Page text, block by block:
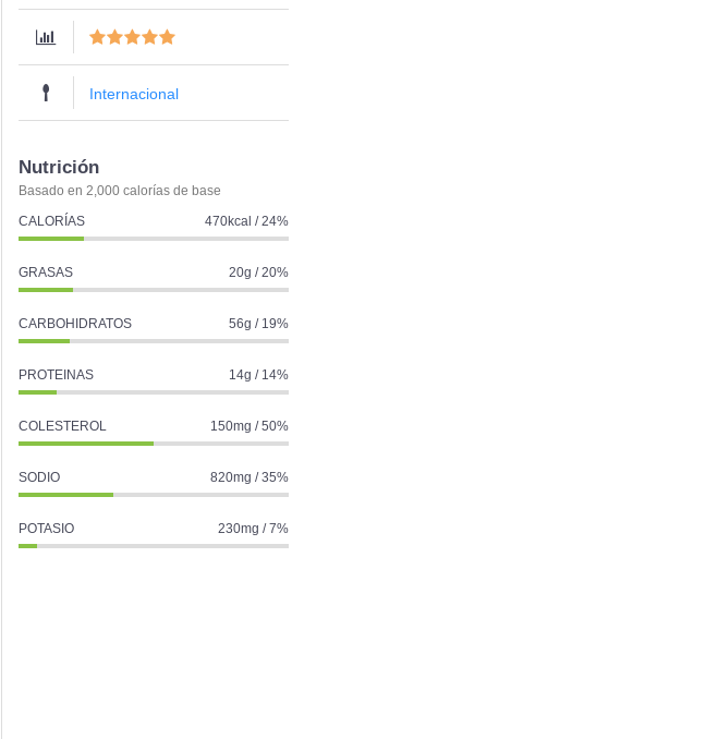
Internacional
Nutrición
Basado en 2,000 calorías de base
CALORÍAS
470kcal / 24%
GRASAS 20g / 20%
CARBOHIDRATOS 56g / 19%
PROTEINAS 14g / 14%
COLESTEROL 150mg / 50%
SODIO 820mg / 35%
POTASIO 230mg / 7%